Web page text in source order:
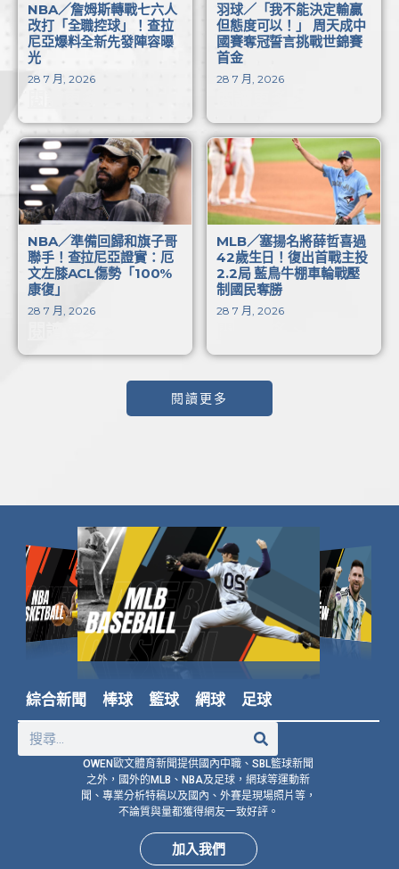
NBA／詹姆斯轉戰七六人
改打「全職控球」！查拉
尼亞爆料全新先發陣容曝
光
28 7 月, 2026
羽球／「我不能決定輸贏
但態度可以！」 周天成中
國賽奪冠誓言挑戰世錦賽
首金
28 7 月, 2026
NBA／準備回歸和旗子哥
聯手！查拉尼亞證實：厄
文左膝ACL傷勢「100%
康復」
28 7 月, 2026
MLB／塞揚名將薛哲喜過
42歲生日！復出首戰主投
2.2局 藍鳥牛棚車輪戰壓
制國民奪勝
28 7 月, 2026
閱讀更多
綜合新聞 棒球 籃球 網球 足球
OWEN歐文體育新聞提供國內中職、SBL籃球新聞
之外，國外的MLB、NBA及足球，網球等運動新
聞、專業分析特稿以及國內、外賽是現場照片等，
不論質與量都獲得網友一致好評。
加入我們